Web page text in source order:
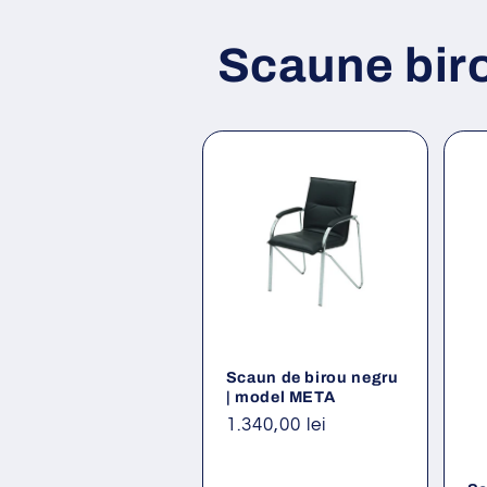
Scaune
Scaun de birou negru
| model META
Preț
1.340,00 lei